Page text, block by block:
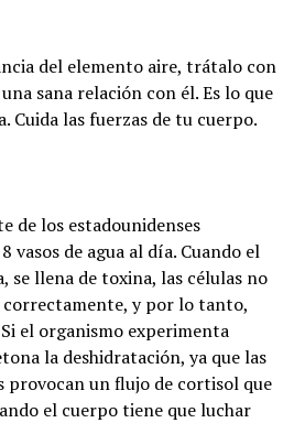
del elemento aire, trátalo con
sana relación con él. Es lo que
Cuida las fuerzas de tu cuerpo.
de los estadounidenses
vasos de agua al día. Cuando el
se llena de toxina, las células no
correctamente, y por lo tanto,
el organismo experimenta
la deshidratación, ya que las
provocan un flujo de cortisol que
el cuerpo tiene que luchar